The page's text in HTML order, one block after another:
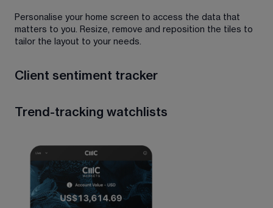
Personalise your home screen to access the data that
matters to you. Resize, remove and reposition the tiles to
tailor the layout to your needs.
Client sentiment tracker
sentiment tracker shows you the split of long versus
Trend-tracking watchlists
popular products, the biggest risers and fallers, and more